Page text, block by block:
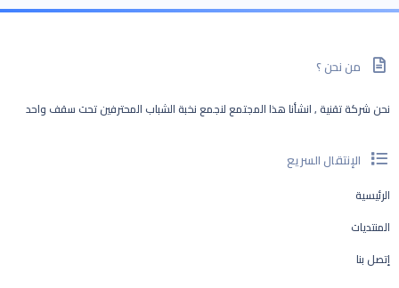
من نحن ؟
نحن شركة تقنية , انشأنا هذا المجتمع لنجمع نخبة الشباب المحترفين تحت سقف واحد
الإنتقال السريع
الرئيسية
المنتديات
إتصل بنا